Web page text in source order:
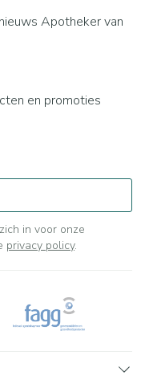
Apotheker van
en promoties
in voor onze
privacy policy.